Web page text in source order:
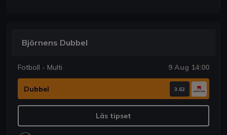
Björnens Dubbel
Fotboll - Multi 9 Aug 14:00
Dubbel 3.62
Läs tipset